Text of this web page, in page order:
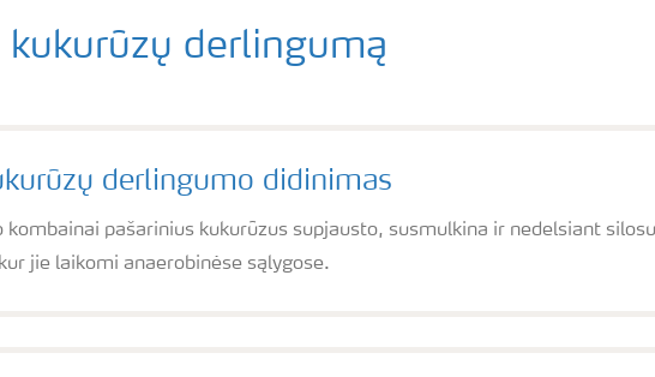
derlingumą
derlingumo didinimas
kombainai pašarinius kukurūzus supjausto, susmulkina ir nedelsiant
jie laikomi anaerobinėse sąlygose.